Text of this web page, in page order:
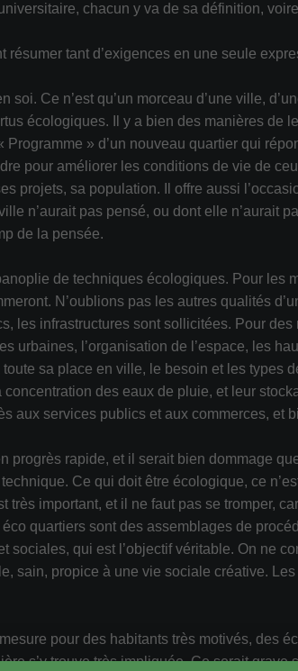
chacun y va de sa définition,
résumer tant d’exigences en une seule
soi. Ce n’est qu’un morceau d’une ville,
écologiques. Il y a bien des manières de
Programme » d’un nouveau quartier qui
pour améliorer les conditions de vie de
projets, sa population. Il offre aussi
n’aurait pas pensé, ou dont elle n’aurait
de la pensée.
de techniques écologiques. Pour les
N’oublions pas les autres qualités
les infrastructures sont sollicitées. Pour
urbaines, l’organisation de l’espace, les
sa place en ville, le besoin et les types
des eaux de pluie, et leur
aux services publics et aux commerces, et
progrès rapide, et il serait bien dommage
Ce qui doit être écologique, ce
très important, et il ne faut pas se tromper,
quartiers sont des assemblages de
sociales, qui est l’objectif véritable. On ne
sain, propice à une vie sociale créative.
pour des habitants très motivés, des
s’y trouve très impliquée. Ce serait